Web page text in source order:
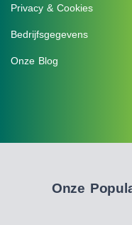
Privacy & Cookies
Bedrijfsgegevens
Onze Blog
Onze